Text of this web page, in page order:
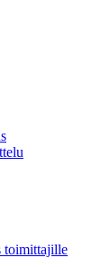
toimittajille